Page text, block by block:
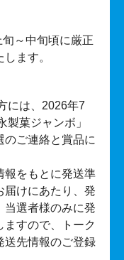
旬～中旬頃に厳正
ます。
には、2026年7
製菓ジャンボ」
のご連絡と賞品に
をもとに発送準
届けにあたり、発
当選者様のみに発
すので、トーク
送先情報のご登録